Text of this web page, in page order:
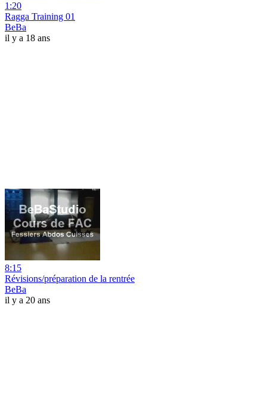
1:20
Ragga Training 01
BeBa
il y a 18 ans
8:15
Révisions/préparation de la rentrée
BeBa
il y a 20 ans